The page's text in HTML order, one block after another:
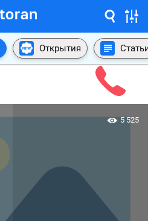
Открытия
5 525